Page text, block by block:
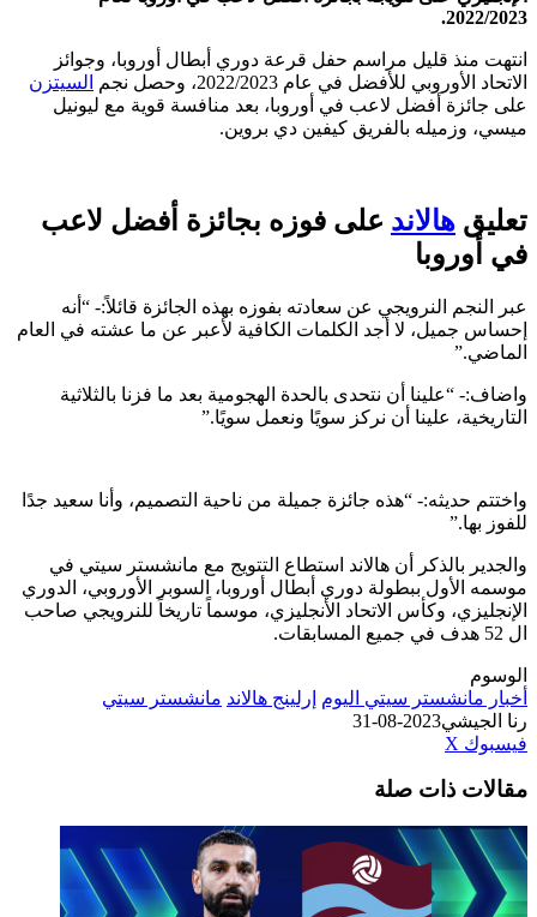
2022/2023.
انتهت منذ قليل مراسم حفل قرعة دوري أبطال أوروبا، وجوائز
الاتحاد الأوروبي للأفضل في عام 2022/2023، وحصل نجم
السيتزن
على جائزة أفضل لاعب في أوروبا، بعد منافسة قوية مع ليونيل
ميسي، وزميله بالفريق كيفين دي بروين.
تعليق هالاند على فوزه بجائزة أفضل لاعب
في أوروبا
عبر النجم النرويجي عن سعادته بفوزه بهذه الجائزة قائلاً:- “أنه
إحساس جميل، لا أجد الكلمات الكافية لأعبر عن ما عشته في العام
الماضي.”
واضاف:- “علينا أن نتحدى بالحدة الهجومية بعد ما فزنا بالثلاثية
التاريخية، علينا أن نركز سويًا ونعمل سويًا.”
واختتم حديثه:- “هذه جائزة جميلة من ناحية التصميم، وأنا سعيد جدًا
للفوز بها.”
والجدير بالذكر أن هالاند استطاع التتويج مع مانشستر سيتي في
موسمه الأول ببطولة دوري أبطال أوروبا، السوبر الأوروبي، الدوري
الإنجليزي، وكأس الاتحاد الأنجليزي، موسماً تاريخاً للنرويجي صاحب
ال 52 هدف في جميع المسابقات.
الوسوم
أخبار مانشستر سيتي اليوم إرلينج هالاند مانشستر سيتي
رنا الجيشي2023-08-31
فيسبوك ‫X
البريد
مقالات ذات صلة